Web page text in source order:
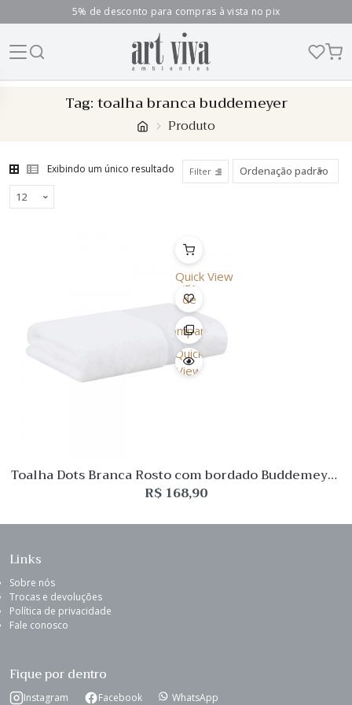
5% de desconto para compras à vista no pix
Tag:toalha branca buddemeyer
Produto
Exibindo um único resultado Filter
Quick View
Lista
de
Desejo
Comparar
Quick
View
Toalha Dots Branca Rosto com bordado Buddemeyer
Luxus
R$ 168,90
Links
Sobre nós
Trocas e devoluções
Política de privacidade
Fale conosco
Fique por dentro
Instagram Facebook WhatsApp